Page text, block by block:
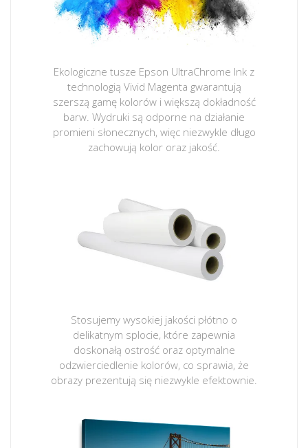
Ekologiczne tusze Epson UltraChrome Ink z
technologią Vivid Magenta gwarantują
szerszą gamę kolorów i większą dokładność
barw. Wydruki są odporne na działanie
promieni słonecznych, więc niezwykle długo
zachowują kolor oraz jakość.
Stosujemy wysokiej jakości płótno o
delikatnym splocie, które zapewnia
doskonałą ostrość oraz optymalne
odzwierciedlenie kolorów, co sprawia, że
obrazy prezentują się niezwykle efektownie.